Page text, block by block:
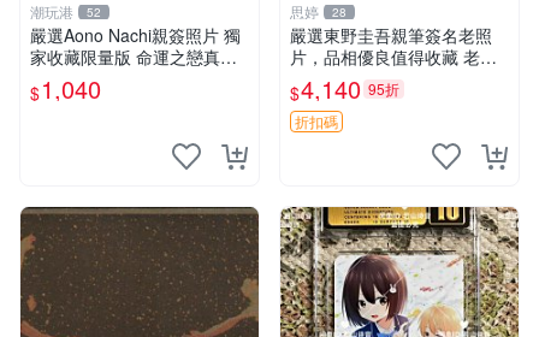
潮玩港 52
嚴選Aono Nachi親簽照片 獨
家收藏限量版 命運之戀真跡
簽名 命運之戀 親簽照 愛的告
白
$1,040
思婷 28
嚴選東野圭吾親筆簽名老照
片，品相優良值得收藏 老照
片 署名 字畫 限量版
$4,140 95折
折扣碼